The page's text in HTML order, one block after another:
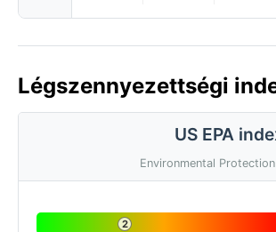
Légszennyezettségi
US EPA
Environmental
2